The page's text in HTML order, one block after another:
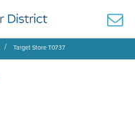
Target Store T0737